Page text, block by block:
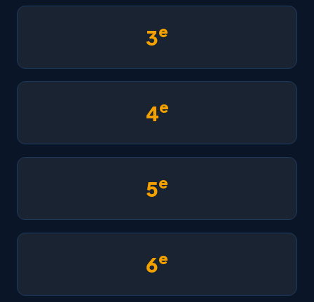
3e
4e
5e
6e